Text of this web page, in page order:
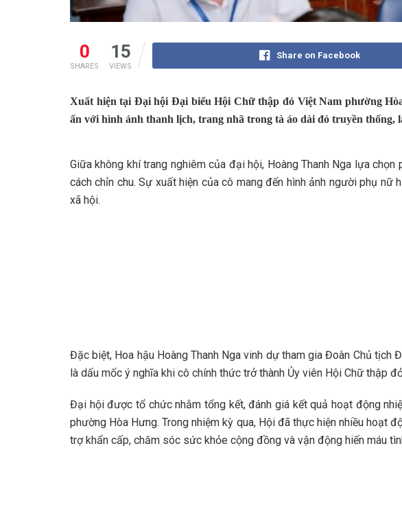
0
SHARES
15
VIEWS
Share on Facebook
Xuất hiện tại Đại hội Đại biểu Hội Chữ thập đỏ Việt Nam phường
ấn với hình ảnh thanh lịch, trang nhã trong tà áo dài đỏ truyền thống,
Giữa không khí trang nghiêm của đại hội, Hoàng Thanh Nga lựa
cách chỉn chu. Sự xuất hiện của cô mang đến hình ảnh người phụ
xã hội.
Đặc biệt, Hoa hậu Hoàng Thanh Nga vinh dự tham gia Đoàn Chủ
là dấu mốc ý nghĩa khi cô chính thức trở thành Ủy viên Hội Chữ thập
Đại hội được tổ chức nhằm tổng kết, đánh giá kết quả hoạt động
phường Hòa Hưng. Trong nhiệm kỳ qua, Hội đã thực hiện nhiều hoạt
trợ khẩn cấp, chăm sóc sức khỏe cộng đồng và vận động hiến máu